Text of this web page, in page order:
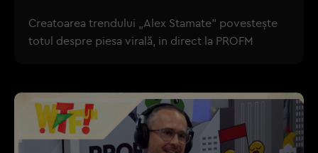
Creatoarea trendului „Alex Stamate” povestește
totul despre piesa virală, in direct la PROFM